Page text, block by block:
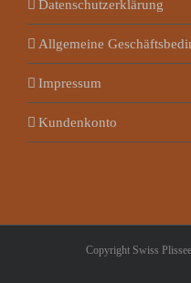
Datenschutzerklärung
Allgemeine
Impressum
Kundenkonto
Copyright Swiss